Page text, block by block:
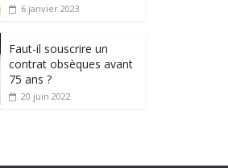
6 janvier 2023
Faut-il souscrire un
contrat obsèques avant
75 ans ?
20 juin 2022